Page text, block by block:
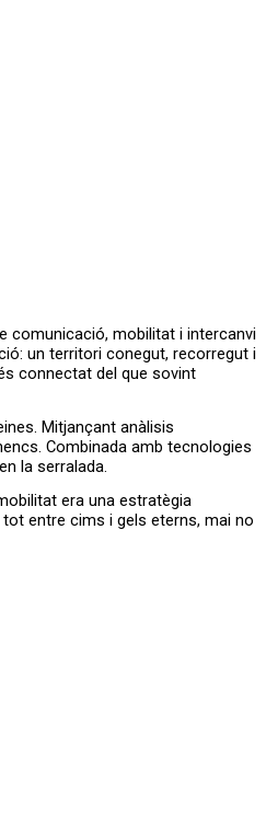
un territori conegut, recorregut i
connectat del que sovint
Mitjançant anàlisis
Combinada amb tecnologies
la serralada.
era una estratègia
entre cims i gels eterns, mai no